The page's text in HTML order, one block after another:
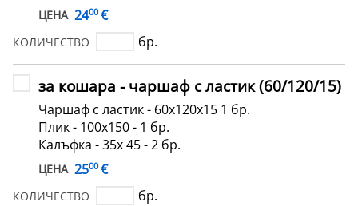
ЦЕНА 2400 €
КОЛИЧЕСТВО бр.
за кошара - чаршаф с ластик (60/120/15)
Чаршаф с ластик - 60х120х15 1 бр.
Плик - 100х150 - 1 бр.
Калъфка - 35х 45 - 2 бр.
ЦЕНА 2500 €
КОЛИЧЕСТВО бр.